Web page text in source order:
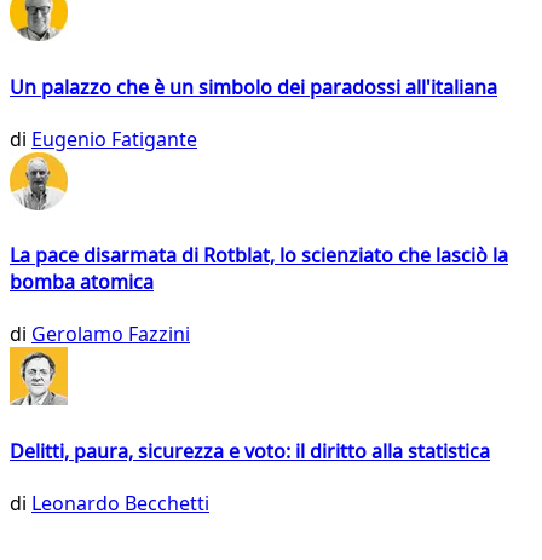
Un palazzo che è un simbolo dei paradossi all'italiana
di Eugenio Fatigante
La pace disarmata di Rotblat, lo scienziato che lasciò la
bomba atomica
di Gerolamo Fazzini
Delitti, paura, sicurezza e voto: il diritto alla statistica
di Leonardo Becchetti